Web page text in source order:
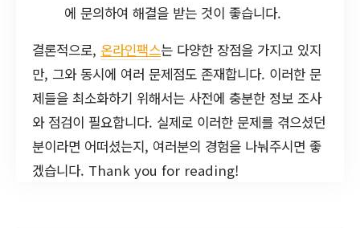
에 문의하여 해결을 받는 것이 좋습니다.
결론적으로, 온라인팩스는 다양한 장점을 가지고 있지
만, 그와 동시에 여러 문제점도 존재합니다. 이러한 문
제들을 최소화하기 위해서는 사전에 충분한 정보 조사
와 점검이 필요합니다. 실제로 이러한 문제를 겪으셨던
분이라면 어떠셨는지, 여러분의 경험을 나눠주시면 좋
겠습니다. Thank you for reading!